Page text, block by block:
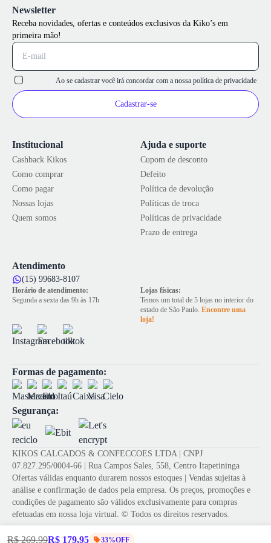
R$ 269,99R$ 179,95 33%OFF
Institucional
Cashback Kikos
Como comprar
Como pagar
Nossas lojas
Quem somos
Ajuda e suporte
Cupom de desconto
Defeito
Política de devolução
Políticas de troca
Políticas de privacidade
Prazo de entrega
Atendimento
(15) 99683-8107
Horário de atendimento:
Segunda a sexta das 9h às 17h
Lojas físicas:
Temos um total de 5 lojas no interior do
estado de São Paulo. Encontre uma
loja!
Newsletter
Receba novidades, ofertas e conteúdos exclusivos da Kiko’s em
primeira mão!
Ao se cadastrar você irá concordar com a nossa política de privacidade
Cadastrar-se
Formas de pagamento:
Segurança:
KIKOS CALCADOS & CONFECCOES LTDA | CNPJ
07.827.295/0004-66 | Rua Campos Sales, 558, Centro Itapetininga
Ofertas válidas enquanto durarem nossos estoques | Vendas sujeitas à
análise e confirmação de dados pela empresa. Os preços, promoções e
condições de pagamento são válidos exclusivamente para compras
efetuadas em nossa loja virtual. © Todos os direitos reservados.